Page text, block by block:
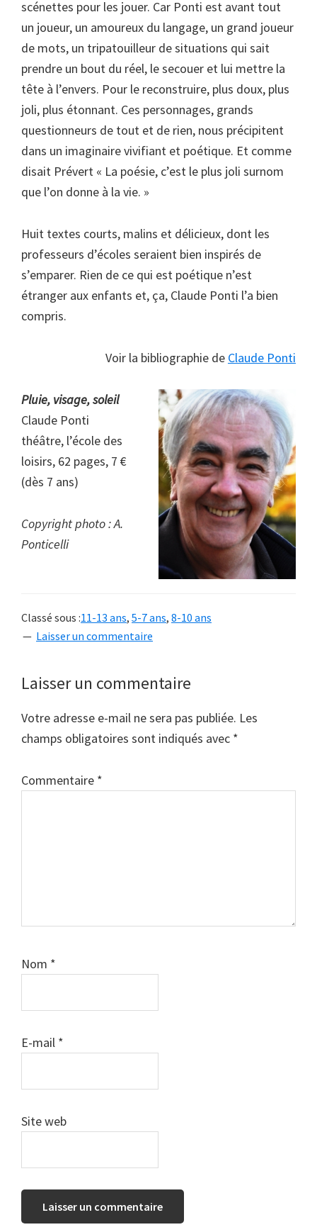
scénettes pour les jouer. Car Ponti est avant tout
un joueur, un amoureux du langage, un grand joueur
de mots, un tripatouilleur de situations qui sait
prendre un bout du réel, le secouer et lui mettre la
tête à l’envers. Pour le reconstruire, plus doux, plus
joli, plus étonnant. Ces personnages, grands
questionneurs de tout et de rien, nous précipitent
dans un imaginaire vivifiant et poétique. Et comme
disait Prévert « La poésie, c’est le plus joli surnom
que l’on donne à la vie. »
Huit textes courts, malins et délicieux, dont les
professeurs d’écoles seraient bien inspirés de
s’emparer. Rien de ce qui est poétique n’est
étranger aux enfants et, ça, Claude Ponti l’a bien
compris.
Voir la bibliographie de Claude Ponti
Pluie, visage, soleil
Claude Ponti
théâtre, l’école des
loisirs, 62 pages, 7 €
(dès 7 ans)
Copyright photo : A.
Ponticelli
Classé sous :11-13 ans, 5-7 ans, 8-10 ans
Laisser un commentaire
Interactions
lecteur
Laisser un commentaire
Votre adresse e-mail ne sera pas publiée. Les
champs obligatoires sont indiqués avec *
Commentaire *
Nom *
E-mail *
Site web